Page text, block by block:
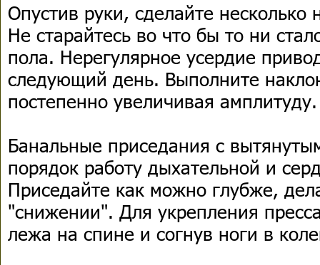
Опустив руки, сделайте
Не старайтесь во что бы то ни
пола. Нерегулярное усердие
следующий день. Выполните
постепенно увеличивая амплитуду.
Банальные приседания с
порядок работу дыхательной и
Приседайте как можно глубже,
"снижении". Для укрепления
лежа на спине и согнув ноги в